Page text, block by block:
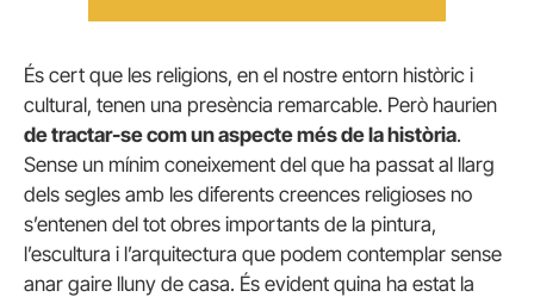
És cert que les religions, en el nostre entorn històric i
cultural, tenen una presència remarcable. Però haurien
de tractar-se com un aspecte més de la història.
Sense un mínim coneixement del que ha passat al llarg
dels segles amb les diferents creences religioses no
s’entenen del tot obres importants de la pintura,
l’escultura i l’arquitectura que podem contemplar sense
anar gaire lluny de casa. És evident quina ha estat la